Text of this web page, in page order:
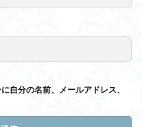
自分の名前、メールアドレス、